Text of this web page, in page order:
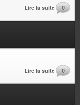
Lire la suite 0
Lire la suite 0